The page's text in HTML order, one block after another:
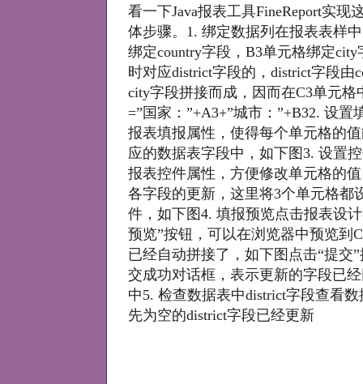
看一下Java报表工具FineReport实现
体步骤。1. 绑定数据列在报表表样
绑定country字段，B3单元格绑定city
时对应district字段的，district字段由
city字段拼接而成，因而在C3单元格
=”国家：”+A3+”城市：”+B32. 设置
报表填报属性，使得每个单元格的
应的数据表字段中，如下图3. 设置
报表控件属性，方便修改单元格的
各字段的更新，这里将3个单元格都
件，如下图4. 填报预览点击报表设
预览”按钮，可以在浏览器中预览到
已经自动拼接了，如下图点击“提交
交成功对话框，表示更新的字段已
中5. 检查数据表中district字段查看
先为空的district字段已经更新